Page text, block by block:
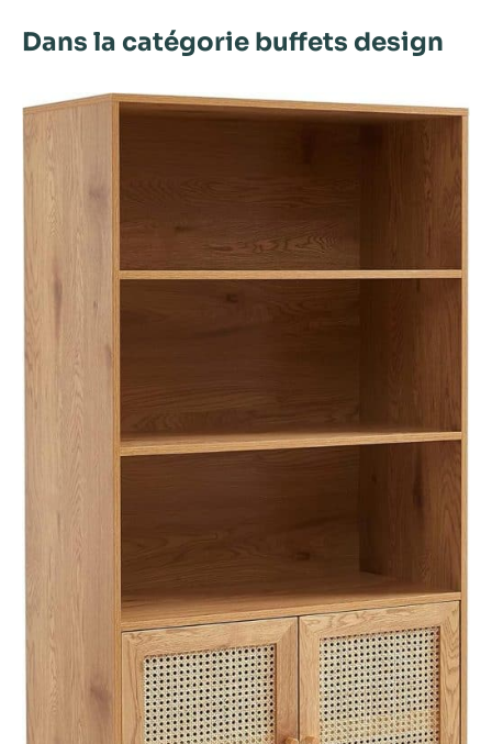
Dans la catégorie buffets design